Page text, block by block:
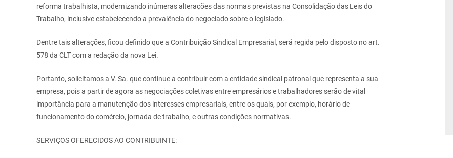
reforma trabalhista, modernizando inúmeras alterações das normas previstas na Consolidação das Leis do
Trabalho, inclusive estabelecendo a prevalência do negociado sobre o legislado.
Dentre tais alterações, ficou definido que a Contribuição Sindical Empresarial, será regida pelo disposto no art.
578 da CLT com a redação da nova Lei.
Portanto, solicitamos a V. Sa. que continue a contribuir com a entidade sindical patronal que representa a sua
empresa, pois a partir de agora as negociações coletivas entre empresários e trabalhadores serão de vital
importância para a manutenção dos interesses empresariais, entre os quais, por exemplo, horário de
funcionamento do comércio, jornada de trabalho, e outras condições normativas.
SERVIÇOS OFERECIDOS AO CONTRIBUINTE: